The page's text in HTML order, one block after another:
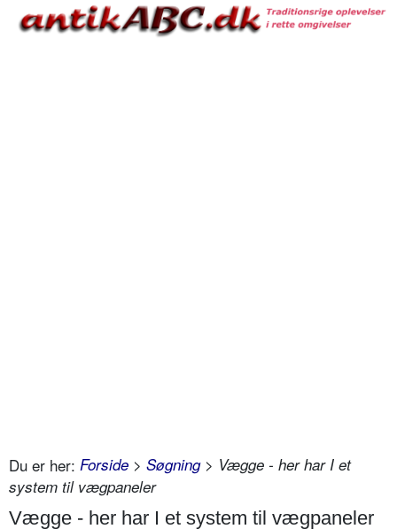
Du er her: Forside > Søgning> Vægge - her har I et
system til vægpaneler
Vægge - her har I et system til vægpaneler